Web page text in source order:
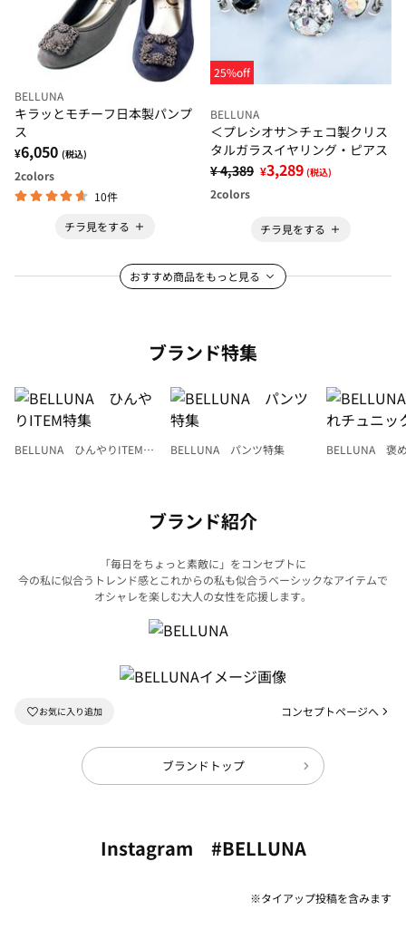
BELLUNA
キラッとモチーフ日本製パンプ
ス
¥6,050 (税込)
2colors
10件
チラ見をする
25%off
BELLUNA
＜プレシオサ＞チェコ製クリス
タルガラスイヤリング・ピアス
¥ 4,389 ¥3,289 (税込)
2colors
チラ見をする
おすすめ商品をもっと見る
ブランド特集
BELLUNA ひんやりITEM特
BELLUNA パンツ特集
BELLUNA 褒
ブランド紹介
「毎日をちょっと素敵に」をコンセプトに
今の私に似合うトレンド感とこれからの私も似合うベーシックなアイテムで
オシャレを楽しむ大人の女性を応援します。
コンセプトページへ
ブランドトップ
Instagram #BELLUNA
※タイアップ投稿を含みます